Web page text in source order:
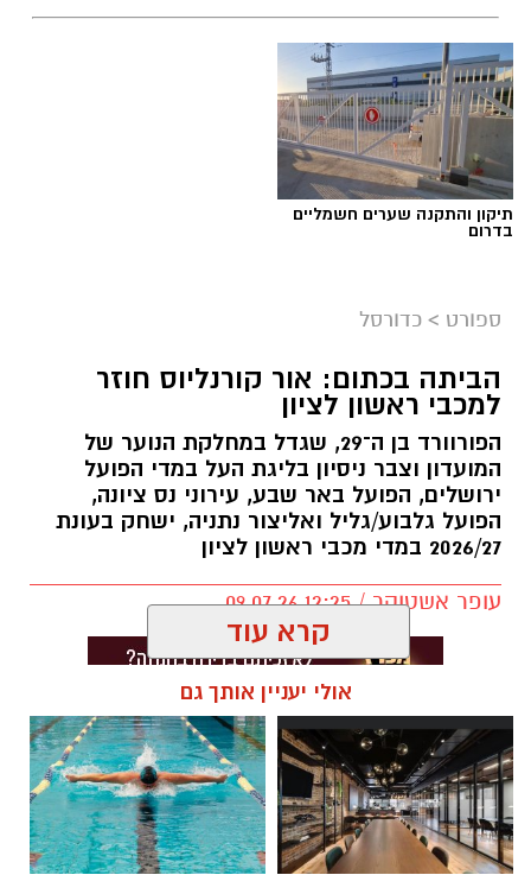
תיקון והתקנה שערים חשמליים
בדרום
ספורט > כדורסל
הביתה בכתום: אור קורנליוס חוזר
למכבי ראשון לציון
הפורוורד בן ה־29, שגדל במחלקת הנוער של
המועדון וצבר ניסיון בליגת העל במדי הפועל
ירושלים, הפועל באר שבע, עירוני נס ציונה,
הפועל גלבוע/גליל ואליצור נתניה, ישחק בעונת
2026/27 במדי מכבי ראשון לציון
עופר אשטוקר / 12:25 09.07.26
תגים:מכבי ראשון לציון אור קורלניוס
קרא עוד
אולי יעניין אותך גם